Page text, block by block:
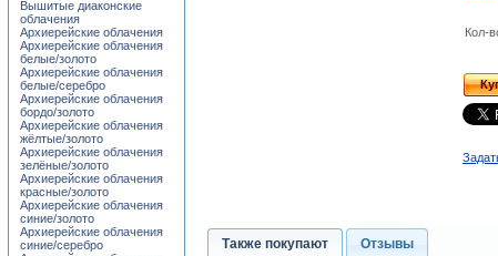
Кол-
Также покупают Отзывы
Вышитые диаконские
облачения
Архиерейские облачения
Архиерейские облачения
белые/золото
Архиерейские облачения
белые/серебро
Архиерейские облачения
бордо/золото
Архиерейские облачения
жёлтые/золото
Архиерейские облачения
зелёные/золото
Архиерейские облачения
красные/золото
Архиерейские облачения
синие/золото
Архиерейские облачения
синие/серебро